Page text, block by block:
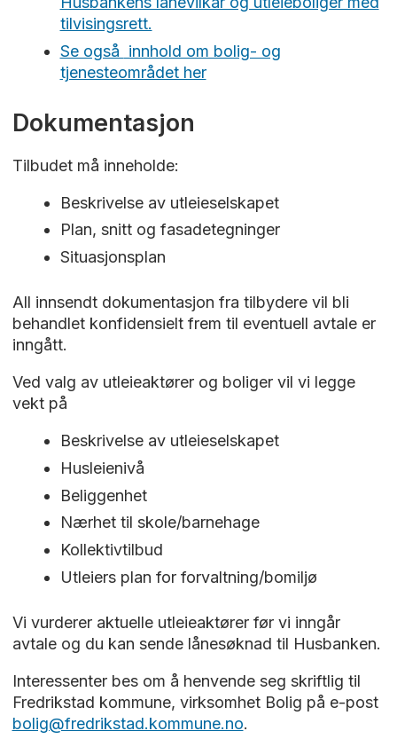
tilvisingsrett.
Se også innhold om bolig- og
tjenesteområdet her
Dokumentasjon
Tilbudet må inneholde:
Beskrivelse av utleieselskapet
Plan, snitt og fasadetegninger
Situasjonsplan
All innsendt dokumentasjon fra tilbydere vil bli
behandlet konfidensielt frem til eventuell avtale er
inngått.
Ved valg av utleieaktører og boliger vil vi legge
vekt på
Beskrivelse av utleieselskapet
Husleienivå
Beliggenhet
Nærhet til skole/barnehage
Kollektivtilbud
Utleiers plan for forvaltning/bomiljø
Vi vurderer aktuelle utleieaktører før vi inngår
avtale og du kan sende lånesøknad til Husbanken.
Interessenter bes om å henvende seg skriftlig til
Fredrikstad kommune, virksomhet Bolig på e-post
bolig@fredrikstad.kommune.no.